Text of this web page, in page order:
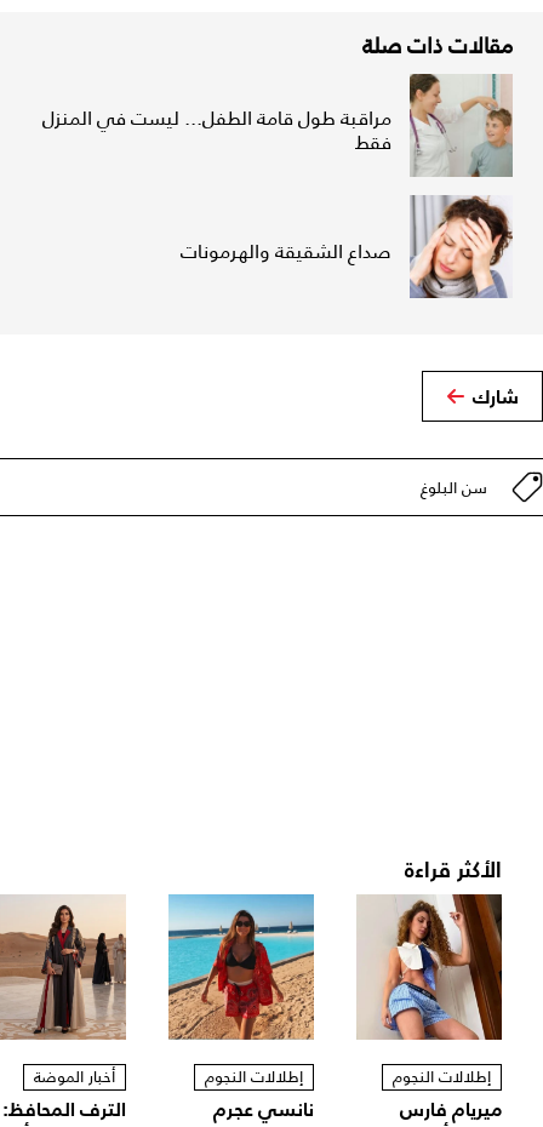
مقالات ذات صلة
مراقبة طول قامة الطفل... ليست في المنزل
فقط
صداع الشقيقة والهرمونات
شارك
سن البلوغ
الأكثر قراءة
إطلالات النجوم
ميريام فارس
إطلالات النجوم
نانسي عجرم
أخبار الموضة
الترف المحافظ: